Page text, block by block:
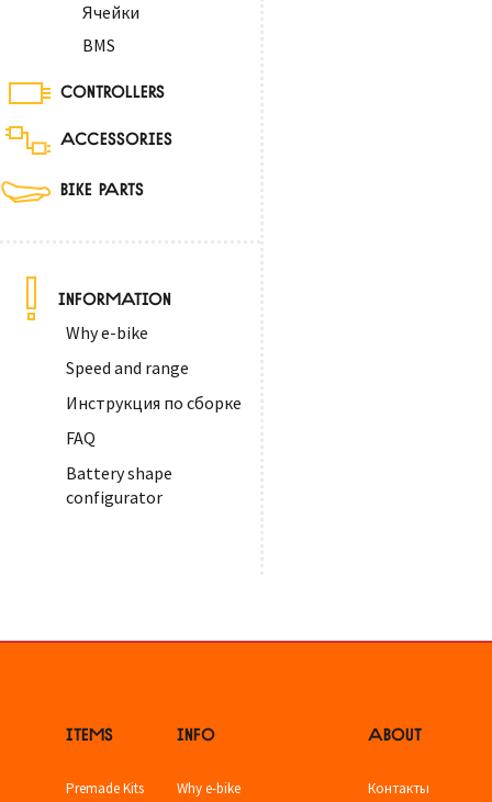
Ячейки
BMS
CONTROLLERS
ACCESSORIES
BIKE PARTS
INFORMATION
Why e-bike
Speed and range
Инструкция по сборке
FAQ
Battery shape
configurator
ITEMS
Premade Kits
INFO
Why e-bike
ABOUT
Контакты